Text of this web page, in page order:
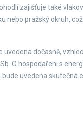
zajišťuje také
nebo pražský okruh,
uvedena dočasně,
O hospodaření s
uvedena skutečná